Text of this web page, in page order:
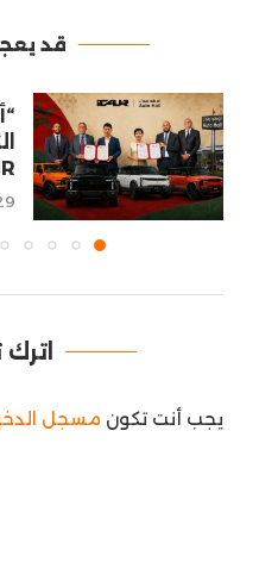
قد
29
اترك
يجب أنت تكون مسجل